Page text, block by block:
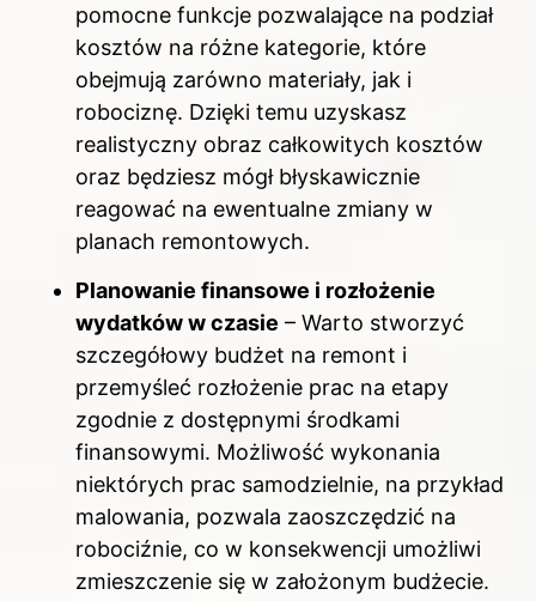
pomocne funkcje pozwalające na podział
kosztów na różne kategorie, które
obejmują zarówno materiały, jak i
robociznę. Dzięki temu uzyskasz
realistyczny obraz całkowitych kosztów
oraz będziesz mógł błyskawicznie
reagować na ewentualne zmiany w
planach remontowych.
Planowanie finansowe i rozłożenie
wydatków w czasie – Warto stworzyć
szczegółowy budżet na remont i
przemyśleć rozłożenie prac na etapy
zgodnie z dostępnymi środkami
finansowymi. Możliwość wykonania
niektórych prac samodzielnie, na przykład
malowania, pozwala zaoszczędzić na
robociźnie, co w konsekwencji umożliwi
zmieszczenie się w założonym budżecie.